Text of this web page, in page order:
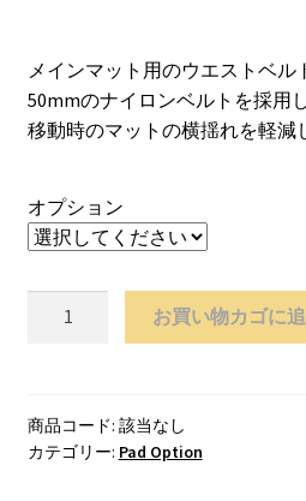
メインマット用のウエストベル
50mmのナイロンベルトを採用
移動時のマットの横揺れを軽減
オプション
お買い物カゴに
商品コード: 該当なし
カテゴリー: Pad Option